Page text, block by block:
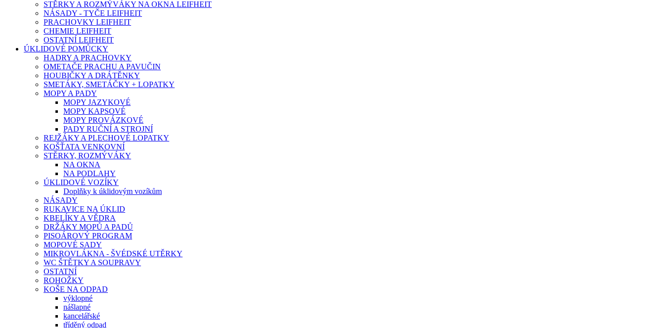
STĚRKY A ROZMÝVÁKY NA OKNA LEIFHEIT
NÁSADY - TYČE LEIFHEIT
PRACHOVKY LEIFHEIT
CHEMIE LEIFHEIT
OSTATNÍ LEIFHEIT
ÚKLIDOVÉ POMŮCKY
HADRY A PRACHOVKY
OMETAČE PRACHU A PAVUČIN
HOUBIČKY A DRÁTĚNKY
SMETÁKY, SMETÁČKY + LOPATKY
MOPY A PADY
MOPY JAZYKOVÉ
MOPY KAPSOVÉ
MOPY PROVÁZKOVÉ
PADY RUČNÍ A STROJNÍ
REJŽÁKY A PLECHOVÉ LOPATKY
KOŠŤATA VENKOVNÍ
STĚRKY, ROZMÝVÁKY
NA OKNA
NA PODLAHY
ÚKLIDOVÉ VOZÍKY
Doplňky k úklidovým vozíkům
NÁSADY
RUKAVICE NA ÚKLID
KBELÍKY A VĚDRA
DRŽÁKY MOPŮ A PADŮ
PISOÁROVÝ PROGRAM
MOPOVÉ SADY
MIKROVLÁKNA - ŠVÉDSKÉ UTĚRKY
WC ŠTĚTKY A SOUPRAVY
OSTATNÍ
ROHOŽKY
KOŠE NA ODPAD
výklopné
nášlapné
kancelářské
tříděný odpad